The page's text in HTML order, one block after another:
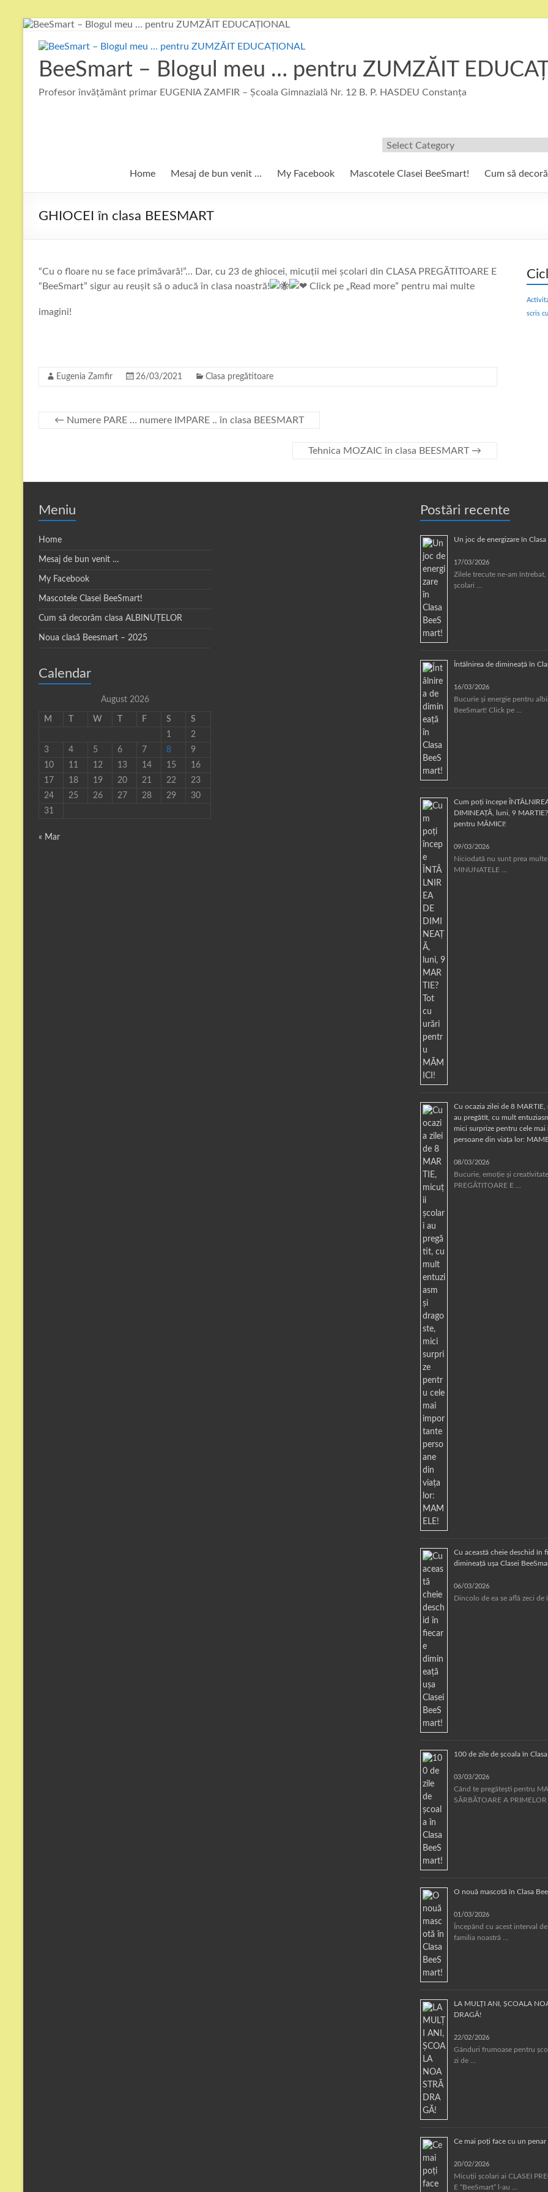
Skip
content
BeeSmart – Blogul meu … pentru ZUMZĂIT
Profesor învățământ primar EUGENIA ZAMFIR – Școala Gimnazială Nr. 12 B. P. HASDEU Constanța
Filtre/Etichete
Home Mesaj de bun venit … My Facebook Mascotele Clasei BeeSmart! Cum să
GHIOCEI în clasa BEESMART
“Cu o floare nu se face primăvară!”… Dar, cu 23 de ghiocei, micuții mei școlari din CLASA PREGĂTITOARE E
“BeeSmart” sigur au reușit să o aducă în clasa noastră!
Click pe „Read more” pentru mai multe
imagini!
Eugenia Zamfir 26/03/2021 Clasa pregătitoare
← Numere PARE … numere IMPARE .. în clasa BEESMART
Tehnica MOZAIC în clasa BEESMART →
scris
Meniu
Home
Mesaj de bun venit …
My Facebook
Mascotele Clasei BeeSmart!
Cum să decorăm clasa ALBINUȚELOR
Noua clasă Beesmart – 2025
Calendar
August 2026
M W F S
S
1
2
3
4 5 6 7 8
9
10
11 12 13 14 15
16
17
18 19 20 21 22
23
24
25 26 27 28 29
30
31
« Mar
Postări recente
Un joc de energizare în Clasa
17/03/2026
Zilele trecute ne-am întrebat,
școlari …
Întâlnirea de dimineață în
16/03/2026
Bucurie și energie pentru
BeeSmart! Click pe …
Cum poți începe
DIMINEAȚĂ, luni, 9
pentru MĂMICI!
09/03/2026
Niciodată nu sunt prea
MINUNATELE …
Cu ocazia zilei de 8
au pregătit, cu mult
mici surprize pentru cele
persoane din viața lor:
08/03/2026
Bucurie, emoție și
PREGĂTITOARE E …
Cu această cheie deschid în
dimineață ușa Clasei
06/03/2026
Dincolo de ea se află zeci de
100 de zile de școala în
03/03/2026
Când te pregătești pentru
SĂRBĂTOARE A PRIMELOR
O nouă mascotă în Clasa
01/03/2026
Începând cu acest interval de
familia noastră …
LA MULȚI ANI, ȘCOALA
DRAGĂ!
22/02/2026
Gânduri frumoase pentru
zi de …
Ce mai poți face cu un penar
20/02/2026
Micuții școlari ai CLASEI
E “BeeSmart” l-au …